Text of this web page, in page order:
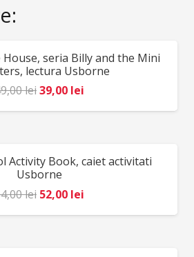
seria Billy and the Mini
lectura Usborne
leiPrețul
inițial
49,00 lei.
39,00 lei
curent
Activity Book, caiet activitati
Usborne
lei Prețul
inițial
52,00 lei
curent